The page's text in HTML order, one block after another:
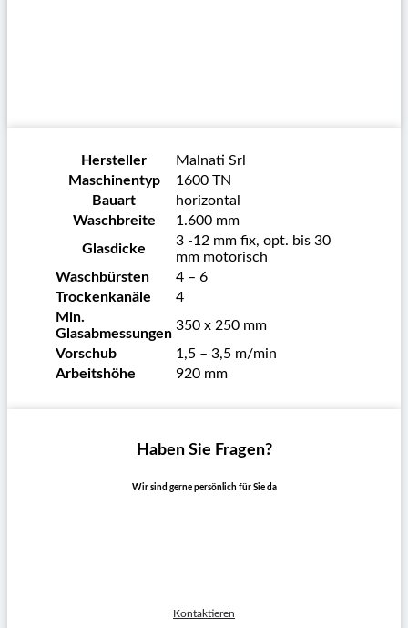
Hersteller
Malnati Srl
Maschinentyp
1600 TN
Bauart
horizontal
Waschbreite
1.600 mm
Glasdicke
3 -12 mm fix, opt. bis 30
mm motorisch
Waschbürsten
4 – 6
Trockenkanäle
4
Min.
Glasabmessungen
350 x 250 mm
Vorschub
1,5 – 3,5 m/min
Arbeitshöhe
920 mm
Haben Sie Fragen?
Wir sind gerne persönlich für Sie da
Kontaktieren